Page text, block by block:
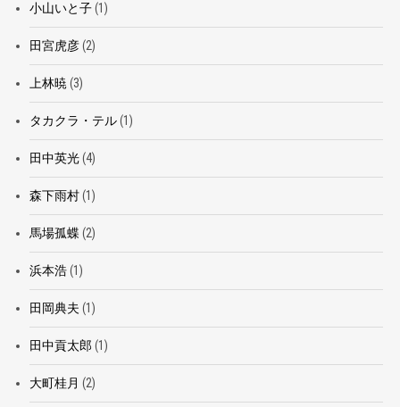
小山いと子(1)
田宮虎彦(2)
上林暁(3)
タカクラ・テル(1)
田中英光(4)
森下雨村(1)
馬場孤蝶 (2)
浜本浩(1)
田岡典夫 (1)
田中貢太郎 (1)
大町桂月 (2)